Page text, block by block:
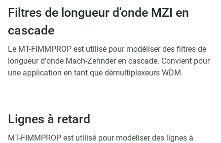
Filtres de longueur d'onde MZI en
cascade
Le MT-FIMMPROP est utilisé pour modéliser des filtres de
longueur d'onde Mach-Zehnder en cascade. Convient pour
une application en tant que démultiplexeurs WDM.
Lignes à retard
MT-FIMMPROP est utilisé pour modéliser des lignes à